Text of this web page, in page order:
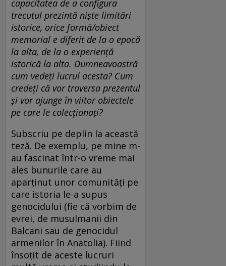
capacitatea de a configura
trecutul prezintă niște limitări
istorice, orice formă/obiect
memorial e diferit de la o epocă
la alta, de la o experiență
istorică la alta. Dumneavoastră
cum vedeți lucrul acesta? Cum
credeți că vor traversa prezentul
și vor ajunge în viitor obiectele
pe care le colecționați?
Subscriu pe deplin la această
teză. De exemplu, pe mine m-
au fascinat într-o vreme mai
ales bunurile care au
aparținut unor comunități pe
care istoria le-a supus
genocidului (fie că vorbim de
evrei, de musulmanii din
Balcani sau de genocidul
armenilor în Anatolia). Fiind
însoțit de aceste lucruri